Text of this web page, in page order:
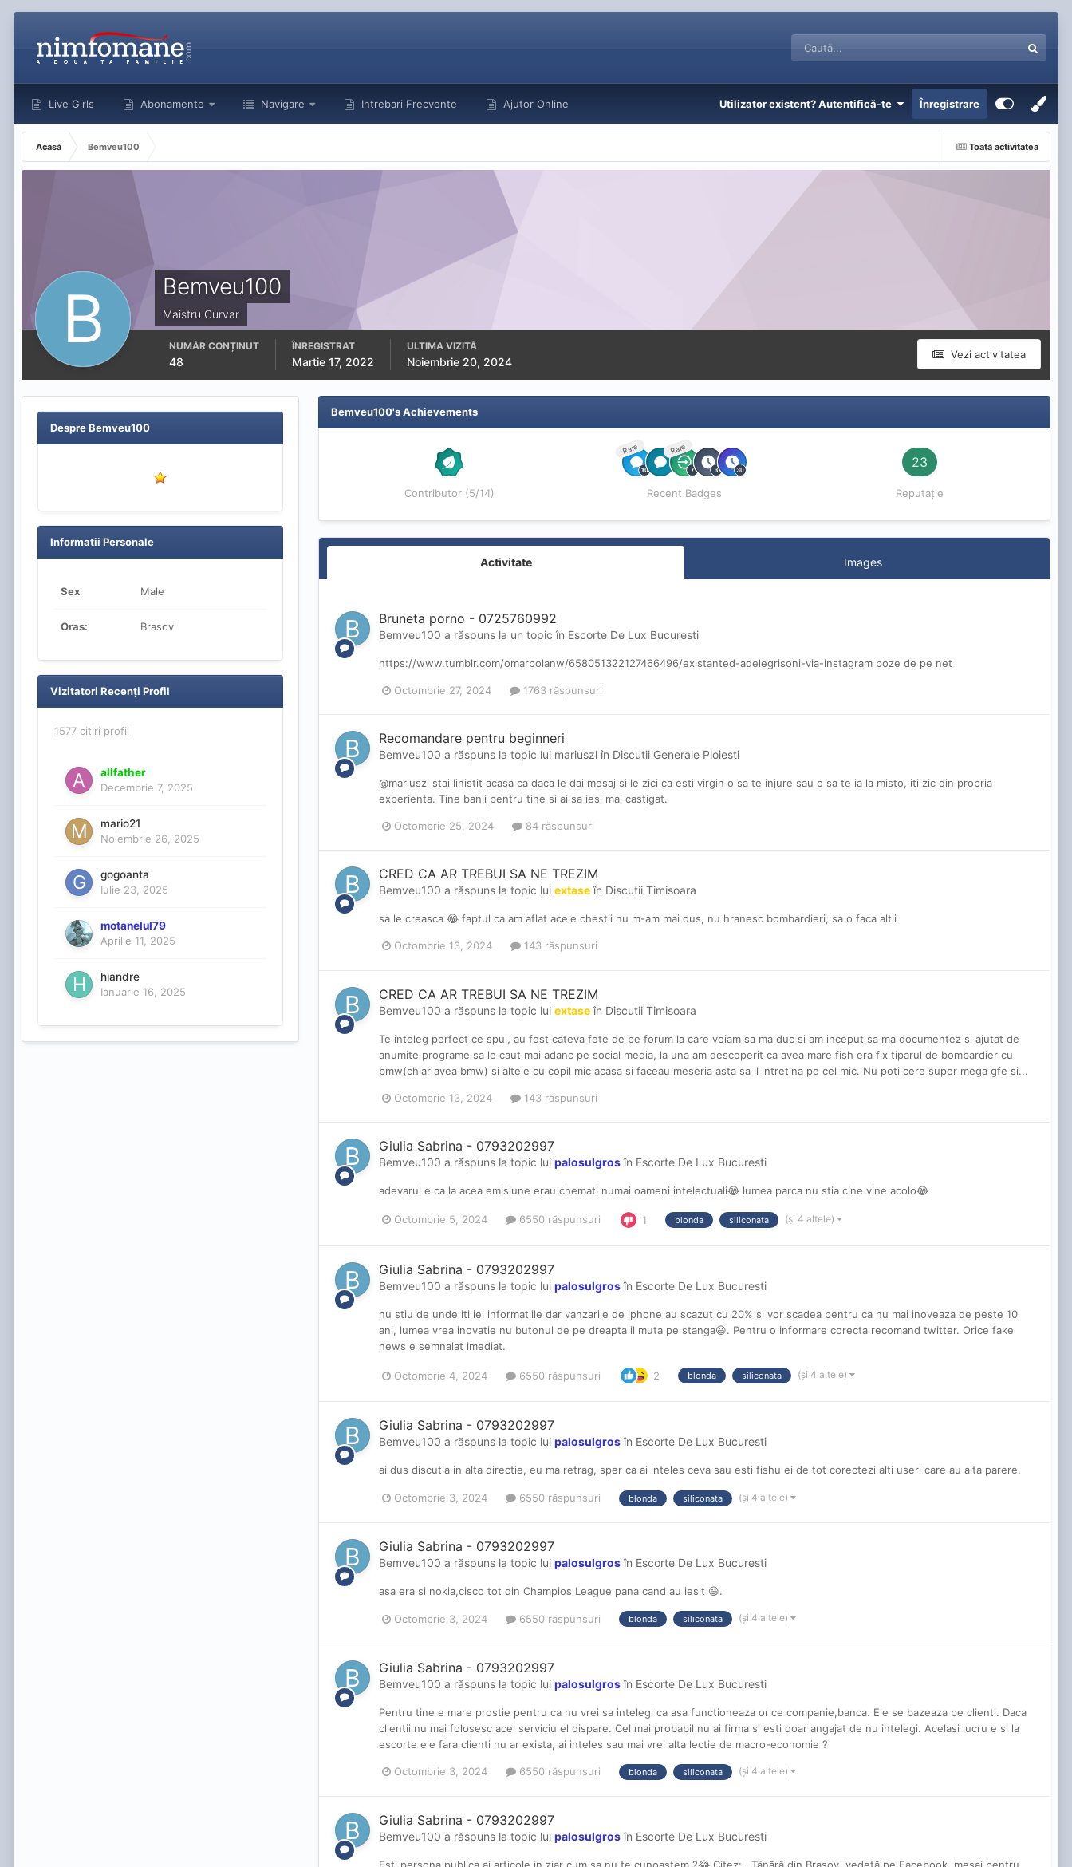
Live Girls Abonamente Navigare Intrebari Frecvente Ajutor Online Utilizator existent? Autentifică-te Înregistrare
Toată activitatea
Acasă Bemveu100
Bemveu100
Maistru Curvar
Vezi activitatea
NUMĂR CONȚINUT
48
ÎNREGISTRAT
Martie 17, 2022
ULTIMA VIZITĂ
Noiembrie 20, 2024
Despre Bemveu100
Informatii Personale
Sex Male
Oras: Brasov
Vizitatori Recenți Profil
1577 citiri profil
allfather
Decembrie 7, 2025
mario21
Noiembrie 26, 2025
gogoanta
Iulie 23, 2025
motanelul79
Aprilie 11, 2025
hiandre
Ianuarie 16, 2025
Bemveu100's Achievements
Contributor (5/14)
Rare Rare
Recent Badges
23
Reputație
Activitate Images
Bruneta porno - 0725760992
Bemveu100 a răspuns la un topic în Escorte De Lux Bucuresti
https://www.tumblr.com/omarpolanw/658051322127466496/existanted-adelegrisoni-via-instagram poze de pe net
Octombrie 27, 2024 1763 răspunsuri
Recomandare pentru beginneri
Bemveu100 a răspuns la topic lui mariuszlîn Discutii Generale Ploiesti
@mariuszl stai linistit acasa ca daca le dai mesaj si le zici ca esti virgin o sa te injure sau o sa te ia la misto, iti zic din propria
experienta. Tine banii pentru tine si ai sa iesi mai castigat.
Octombrie 25, 2024 84 răspunsuri
CRED CA AR TREBUI SA NE TREZIM
Bemveu100 a răspuns la topic lui extaseîn Discutii Timisoara
sa le creasca 😂 faptul ca am aflat acele chestii nu m-am mai dus, nu hranesc bombardieri, sa o faca altii
Octombrie 13, 2024 143 răspunsuri
CRED CA AR TREBUI SA NE TREZIM
Bemveu100 a răspuns la topic lui extaseîn Discutii Timisoara
Te inteleg perfect ce spui, au fost cateva fete de pe forum la care voiam sa ma duc si am inceput sa ma documentez si ajutat de
anumite programe sa le caut mai adanc pe social media, la una am descoperit ca avea mare fish era fix tiparul de bombardier cu
bmw(chiar avea bmw) si altele cu copil mic acasa si faceau meseria asta sa il intretina pe cel mic. Nu poti cere super mega gfe si...
Octombrie 13, 2024 143 răspunsuri
Giulia Sabrina - 0793202997
Bemveu100 a răspuns la topic lui palosulgrosîn Escorte De Lux Bucuresti
adevarul e ca la acea emisiune erau chemati numai oameni intelectuali😂 lumea parca nu stia cine vine acolo😂
Octombrie 5, 2024 6550 răspunsuri 1 blonda siliconata (și 4 altele)
Giulia Sabrina - 0793202997
Bemveu100 a răspuns la topic lui palosulgrosîn Escorte De Lux Bucuresti
nu stiu de unde iti iei informatiile dar vanzarile de iphone au scazut cu 20% si vor scadea pentru ca nu mai inoveaza de peste 10
ani, lumea vrea inovatie nu butonul de pe dreapta il muta pe stanga😃. Pentru o informare corecta recomand twitter. Orice fake
news e semnalat imediat.
Octombrie 4, 2024 6550 răspunsuri 2 blonda siliconata (și 4 altele)
Giulia Sabrina - 0793202997
Bemveu100 a răspuns la topic lui palosulgrosîn Escorte De Lux Bucuresti
ai dus discutia in alta directie, eu ma retrag, sper ca ai inteles ceva sau esti fishu ei de tot corectezi alti useri care au alta parere.
Octombrie 3, 2024 6550 răspunsuri blonda siliconata (și 4 altele)
Giulia Sabrina - 0793202997
Bemveu100 a răspuns la topic lui palosulgrosîn Escorte De Lux Bucuresti
asa era si nokia,cisco tot din Champios League pana cand au iesit 😃.
Octombrie 3, 2024 6550 răspunsuri blonda siliconata (și 4 altele)
Giulia Sabrina - 0793202997
Bemveu100 a răspuns la topic lui palosulgrosîn Escorte De Lux Bucuresti
Pentru tine e mare prostie pentru ca nu vrei sa intelegi ca asa functioneaza orice companie,banca. Ele se bazeaza pe clienti. Daca
clientii nu mai folosesc acel serviciu el dispare. Cel mai probabil nu ai firma si esti doar angajat de nu intelegi. Acelasi lucru e si la
escorte ele fara clienti nu ar exista, ai inteles sau mai vrei alta lectie de macro-economie ?
Octombrie 3, 2024 6550 răspunsuri blonda siliconata (și 4 altele)
Giulia Sabrina - 0793202997
Bemveu100 a răspuns la topic lui palosulgrosîn Escorte De Lux Bucuresti